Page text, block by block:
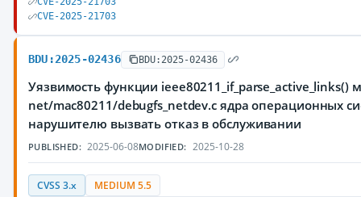
CVE-2025-21703
BDU:2025-02436 BDU:2025-02436
Уязвимость функции ieee80211_if_parse_active_links()
net/mac80211/debugfs_netdev.c ядра операционных
нарушителю вызвать отказ в обслуживании
PUBLISHED: 2025-06-08MODIFIED: 2025-10-28
CVSS 3.x MEDIUM 5.5